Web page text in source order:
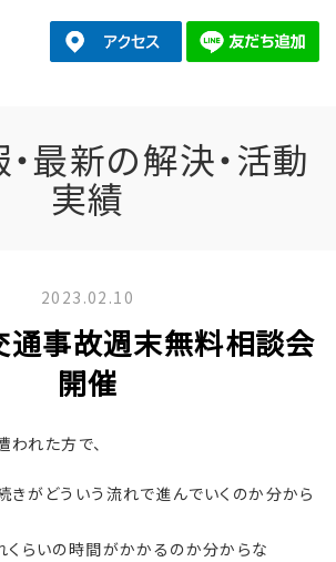
最新の解決・活動
実績
2023.02.10
通事故週末無料相談会
開催
れた方で、
きがどういう流れで進んでいくのか分から
くらいの時間がかかるのか分からな